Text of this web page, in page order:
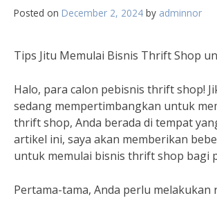
Posted on December 2, 2024 by adminnor
Tips Jitu Memulai Bisnis Thrift Shop
Halo, para calon pebisnis thrift shop!
sedang mempertimbangkan untuk
thrift shop, Anda berada di tempat
artikel ini, saya akan memberikan
untuk memulai bisnis thrift shop bagi
Pertama-tama, Anda perlu melakukan